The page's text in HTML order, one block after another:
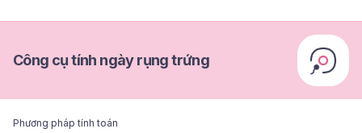
Công cụ tính ngày rụng trứng
Phương pháp tính toán